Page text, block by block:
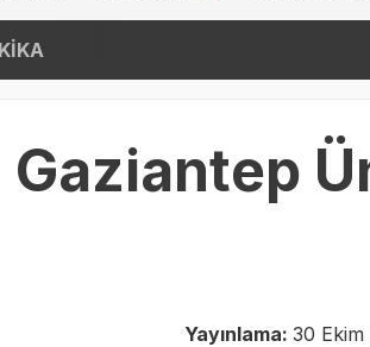
Gaziantep
Yayınlama: 30 Ekim